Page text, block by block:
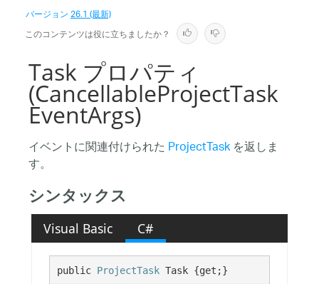
バージョン26.1 (最新)
このコンテンツは役に立ちましたか？
Task プロパティ
(CancellableProjectTask
EventArgs)
イベントに関連付けられたProjectTaskを返しま
す。
シンタックス
Visual Basic C#
public ProjectTask Task {get;}